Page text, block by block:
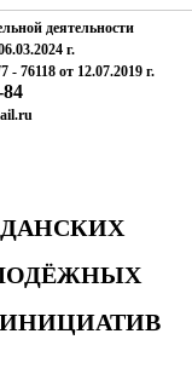
деятельности
г.
от 12.07.2019 г.
84